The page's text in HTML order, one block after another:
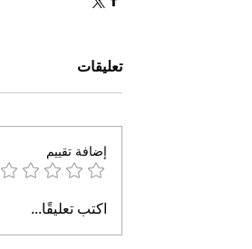
تعليقات
إضافة تقييم
اكتب تعليقًا...